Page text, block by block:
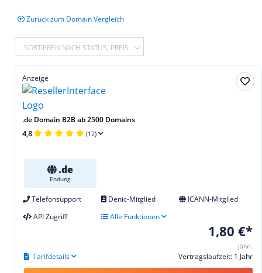
Zurück zum Domain Vergleich
SORTIEREN NACH STATUS, PREIS
Anzeige
.de Domain B2B ab 2500 Domains
4,8 (12)
.de
Endung
Telefonsupport Denic-Mitglied
ICANN-Mitglied
API Zugriff
Alle Funktionen
1,80 €*
jährl.
Vertragslaufzeit: 1 Jahr
Tarifdetails